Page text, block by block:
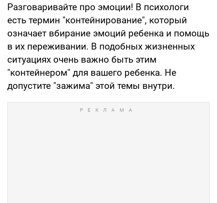
Разговаривайте про эмоции! В психологи
есть термин "контейнирование", который
означает вбирание эмоций ребенка и помощь
в их переживании. В подобных жизненных
ситуациях очень важно быть этим
"контейнером" для вашего ребенка. Не
допустите "зажима" этой темы внутри.